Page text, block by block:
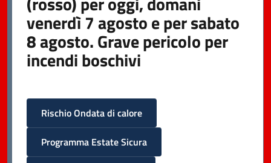
venerdì 7 agosto e per sabato
8 agosto. Grave pericolo per
incendi boschivi
Rischio Ondata di calore
Programma Estate Sicura